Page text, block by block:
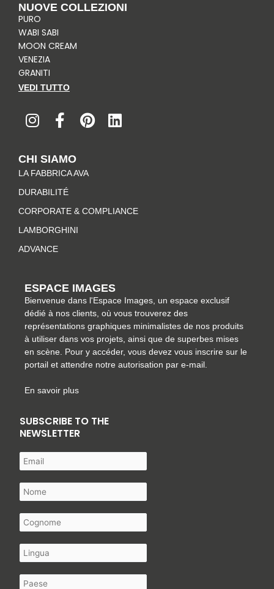
NUOVE COLLEZIONI
PURO
WABI SABI
MOON CREAM
VENEZIA
GRANITI
VEDI TUTTO
n
s
a
g
r
a
m
a
c
b
o
o
k
-
f
i
n
r
s
i
n
n
CHI SIAMO
LA FABBRICA AVA
DURABILITÉ
CORPORATE & COMPLIANCE
LAMBORGHINI
ADVANCE
ESPACE IMAGES
Bienvenue dans l'Espace Images, un espace exclusif
dédié à nos clients, où vous trouverez des
représentations graphiques minimalistes de nos produits
à utiliser dans vos projets, ainsi que de superbes mises
en scène. Pour y accéder, vous devez vous inscrire sur le
portail et attendre notre autorisation par e-mail.
En savoir plus
SUBSCRIBE TO THE
NEWSLETTER